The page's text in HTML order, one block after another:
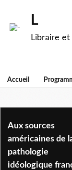
L
Libraire
Accueil
ukrainegate
Aux sources
américaines de
pathologie
idéologique